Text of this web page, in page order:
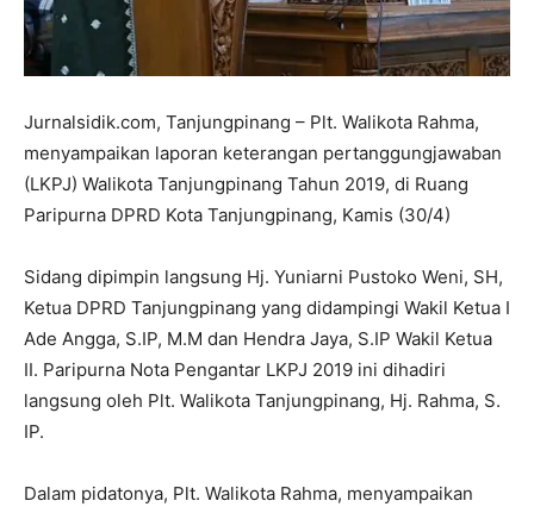
Jurnalsidik.com, Tanjungpinang – Plt. Walikota Rahma,
menyampaikan laporan keterangan pertanggungjawaban
(LKPJ) Walikota Tanjungpinang Tahun 2019, di Ruang
Paripurna DPRD Kota Tanjungpinang, Kamis (30/4)
Sidang dipimpin langsung Hj. Yuniarni Pustoko Weni, SH,
Ketua DPRD Tanjungpinang yang didampingi Wakil Ketua I
Ade Angga, S.IP, M.M dan Hendra Jaya, S.IP Wakil Ketua
II. Paripurna Nota Pengantar LKPJ 2019 ini dihadiri
langsung oleh Plt. Walikota Tanjungpinang, Hj. Rahma, S.
IP.
Dalam pidatonya, Plt. Walikota Rahma, menyampaikan